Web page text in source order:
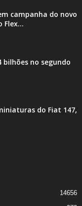
campanha do novo
Flex...
bilhões no segundo
do Fiat 147,
14656